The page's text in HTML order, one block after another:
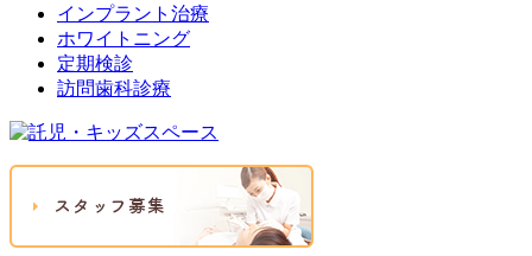
インプラント治療
ホワイトニング
定期検診
訪問歯科診療